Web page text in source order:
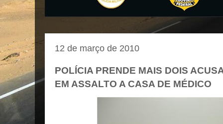
12 de março de 2010
POLÍCIA PRENDE MAIS DOIS
EM ASSALTO A CASA DE MÉDICO